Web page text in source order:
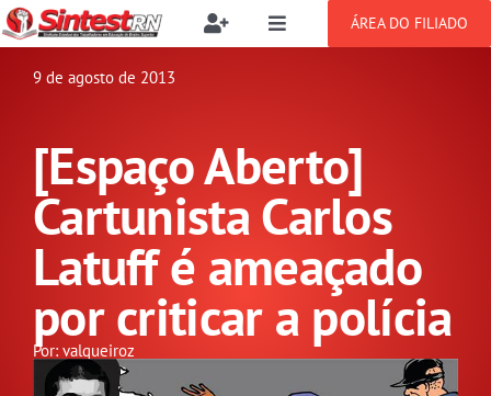
Ir
para
Toggle
Buscar
resultados
Filie-se
Benefícios
Setor jurídico
Toggle
SOBRE
NOTÍCIAS
PUBLICAÇÕES
GREVE
ÁREA DO FILIADO
9 de agosto de 2013
[Espaço Aberto]
Cartunista Carlos
Latuff é ameaçado
por criticar a polícia
Por: valqueiroz